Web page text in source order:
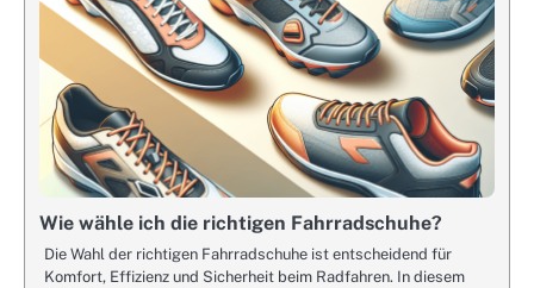
Wie wähle ich die richtigen Fahrradschuhe?
Die Wahl der richtigen Fahrradschuhe ist entscheidend für
Komfort, Effizienz und Sicherheit beim Radfahren. In diesem